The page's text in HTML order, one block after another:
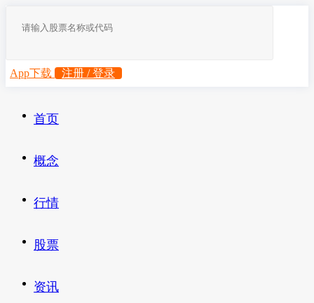
App下载 注册 / 登录
首页
概念
行情
股票
资讯